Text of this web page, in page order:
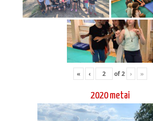
« ‹ of2 › »
2020 metai